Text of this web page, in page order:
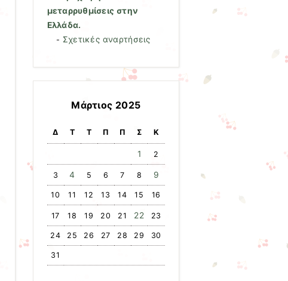
μεταρρυθμίσεις στην
Ελλάδα.
- Σχετικές αναρτήσεις
Μάρτιος 2025
Δ Τ Τ Π Π Σ Κ
1 2
3 4 5 6 7 8 9
10 11 12 13 14 15 16
17 18 19 20 21 22 23
24 25 26 27 28 29 30
31